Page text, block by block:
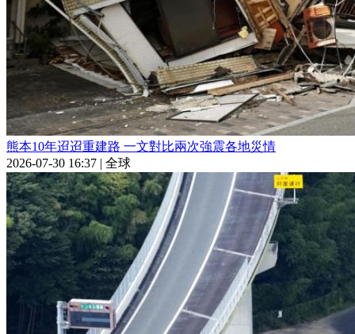
熊本10年迢迢重建路 一文對比兩次強震各地災情
2026-07-30 16:37 | 全球